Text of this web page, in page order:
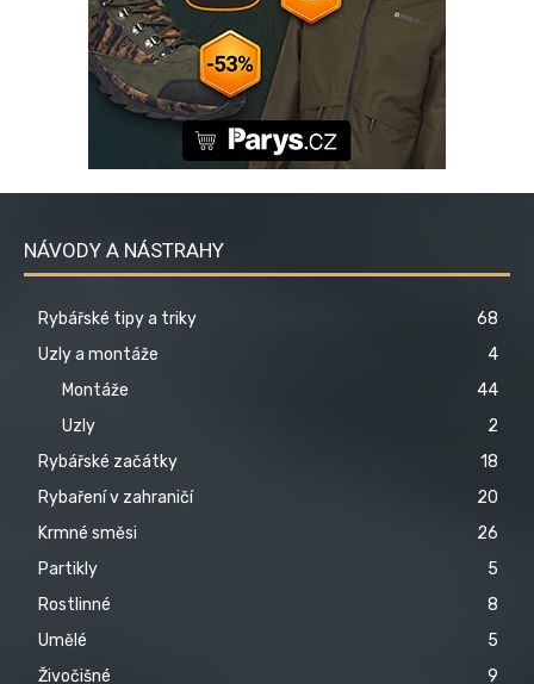
NÁVODY A NÁSTRAHY
Rybářské tipy a triky
68
Uzly a montáže
4
Montáže
44
Uzly
2
Rybářské začátky
18
Rybaření v zahraničí
20
Krmné směsi
26
Partikly
5
Rostlinné
8
Umělé
5
Živočišné
9